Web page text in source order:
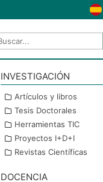
INVESTIGACIÓN
Artículos y libros
Tesis Doctorales
Herramientas TIC
Proyectos I+D+I
Revistas Científicas
DOCENCIA